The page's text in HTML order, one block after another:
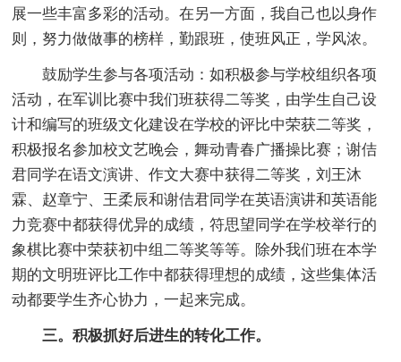
展一些丰富多彩的活动。在另一方面，我自己也以身作
则，努力做做事的榜样，勤跟班，使班风正，学风浓。
鼓励学生参与各项活动：如积极参与学校组织各项
活动，在军训比赛中我们班获得二等奖，由学生自己设
计和编写的班级文化建设在学校的评比中荣获二等奖，
积极报名参加校文艺晚会，舞动青春广播操比赛；谢佶
君同学在语文演讲、作文大赛中获得二等奖，刘王沐
霖、赵章宁、王柔辰和谢佶君同学在英语演讲和英语能
力竞赛中都获得优异的成绩，符思望同学在学校举行的
象棋比赛中荣获初中组二等奖等等。除外我们班在本学
期的文明班评比工作中都获得理想的成绩，这些集体活
动都要学生齐心协力，一起来完成。
三。积极抓好后进生的转化工作。